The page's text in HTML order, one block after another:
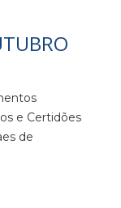
e Certidões
de